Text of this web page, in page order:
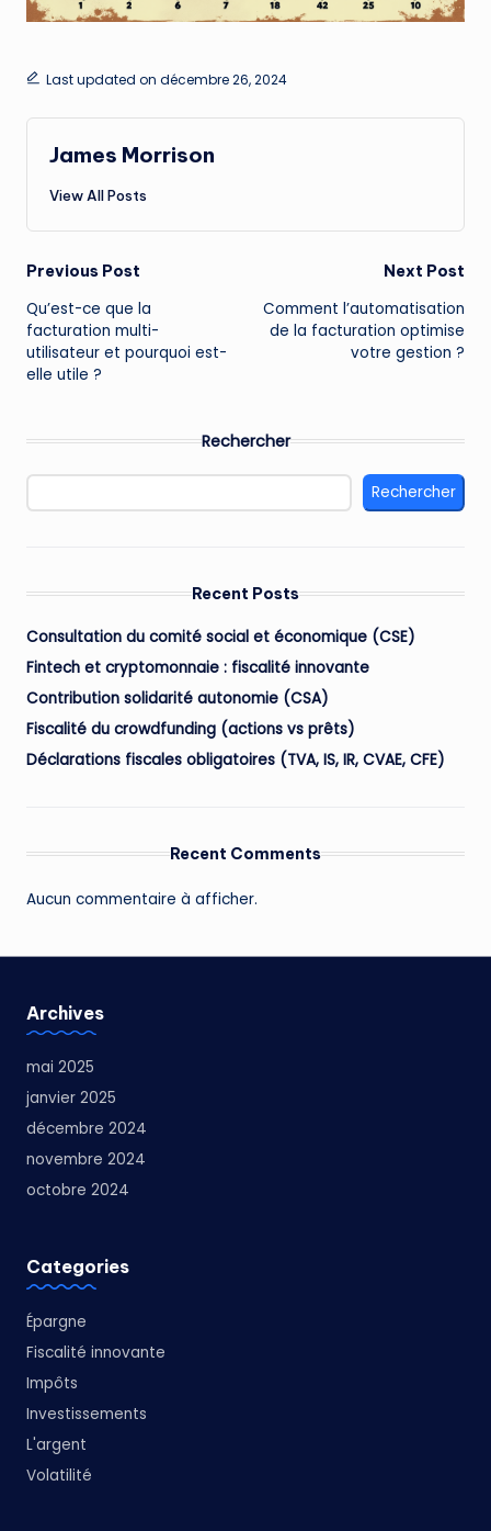
Last updated on décembre 26, 2024
James Morrison
View All Posts
Post
navigation
Previous Post
Qu’est-ce que la
facturation multi-
utilisateur et pourquoi est-
elle utile ?
Next Post
Comment l’automatisation
de la facturation optimise
votre gestion ?
Rechercher
Rechercher
Recent Posts
Consultation du comité social et économique (CSE)
Fintech et cryptomonnaie : fiscalité innovante
Contribution solidarité autonomie (CSA)
Fiscalité du crowdfunding (actions vs prêts)
Déclarations fiscales obligatoires (TVA, IS, IR, CVAE, CFE)
Recent Comments
Aucun commentaire à afficher.
Archives
mai 2025
janvier 2025
décembre 2024
novembre 2024
octobre 2024
Categories
Épargne
Fiscalité innovante
Impôts
Investissements
L'argent
Volatilité